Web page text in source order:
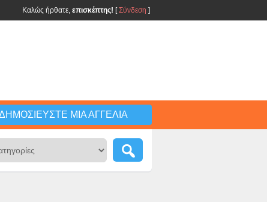
Καλώς ήρθατε, επισκέπτης! [Σύνδεση ]
ΜΙΑ ΑΓΓΕΛΊΑ